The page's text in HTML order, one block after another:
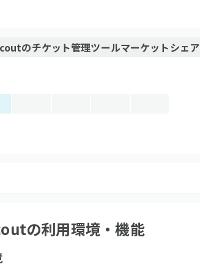
のチケット管理ツールマーケットシェア
の利用環境・機能